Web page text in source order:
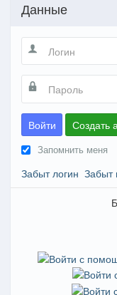
Данные
Войти Создать
Запомнить меня
Забыт логин Забыт